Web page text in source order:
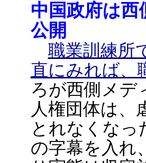
中国政府は
公開
職業訓練所
直にみれば、
ろが西側メデ
人権団体は、
とれなくなっ
の字幕を入れ